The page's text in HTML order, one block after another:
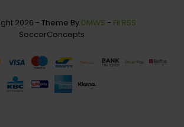
2026 - Theme By DMWS - Fil RSS
SoccerConcepts